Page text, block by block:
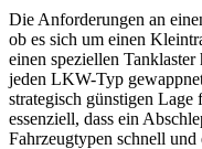
Die Anforderungen an
ob es sich um einen
einen speziellen
jeden LKW-Typ
strategisch günstigen
essenziell, dass ein
Fahrzeugtypen schnell